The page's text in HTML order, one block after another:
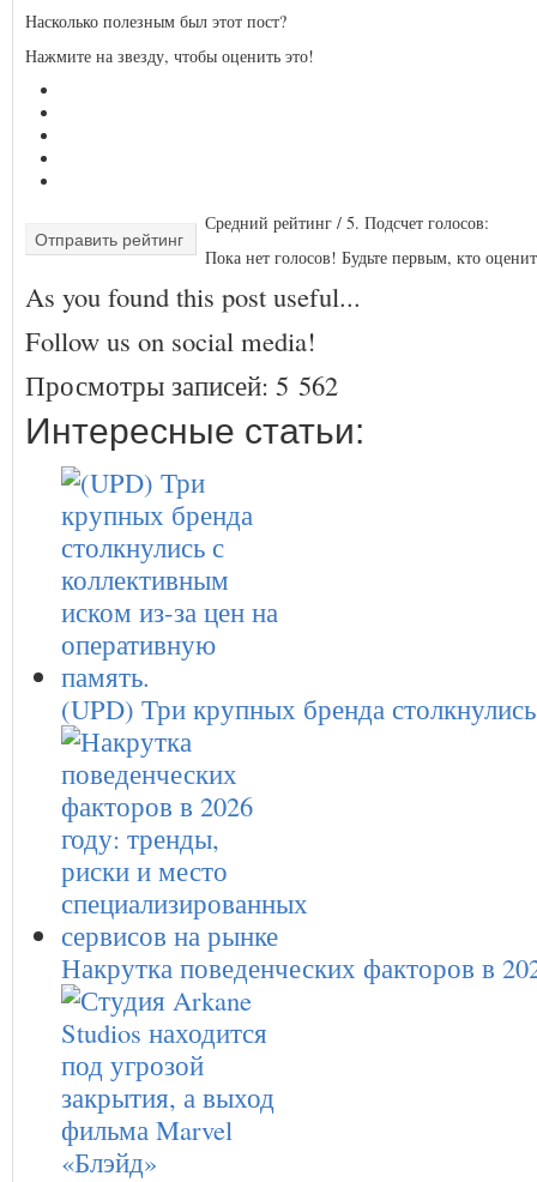
Насколько полезным был этот пост?
Нажмите на звезду, чтобы оценить это!
Отправить рейтинг
Средний рейтинг / 5. Подсчет голосов:
Пока нет голосов! Будьте первым, кто
As you found this post useful...
Follow us on social media!
Просмотры записей: 5 562
Интересные статьи:
(UPD) Три крупных бренда
Накрутка поведенческих факторов в